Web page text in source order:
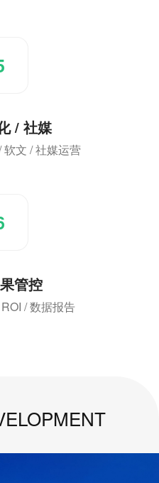
/ 社媒
软文 / 社媒运营
管控
/ 数据报告
UX Design